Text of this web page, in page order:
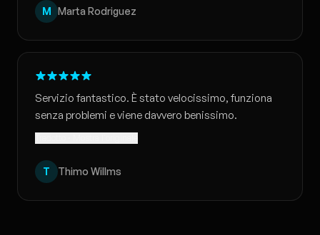
M Marta Rodriguez
Servizio fantastico. È stato velocissimo, funziona
senza problemi e viene davvero benissimo.
T Thimo Willms